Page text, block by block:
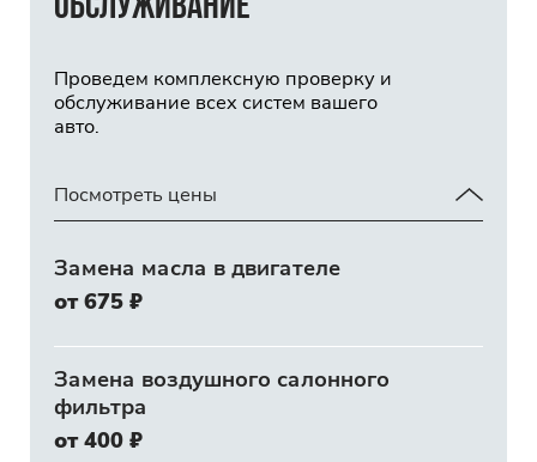
обслуживание
Проведем комплексную проверку и
обслуживание всех систем вашего
авто.
Посмотреть цены
Замена масла в двигателе
от 675 ₽
Замена воздушного салонного
фильтра
от 400 ₽